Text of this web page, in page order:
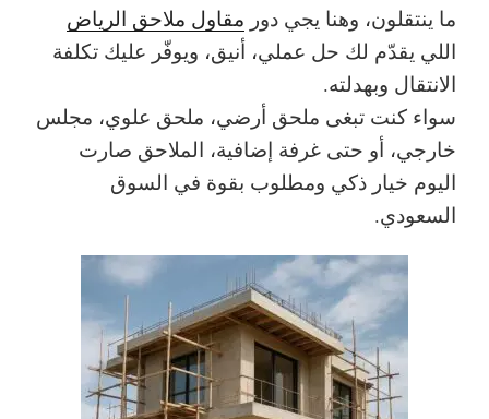
ما ينتقلون، وهنا يجي دور مقاول ملاحق الرياض
اللي يقدّم لك حل عملي، أنيق، ويوفّر عليك تكلفة
الانتقال وبهدلته.
سواء كنت تبغى ملحق أرضي، ملحق علوي، مجلس
خارجي، أو حتى غرفة إضافية، الملاحق صارت
اليوم خيار ذكي ومطلوب بقوة في السوق
السعودي.